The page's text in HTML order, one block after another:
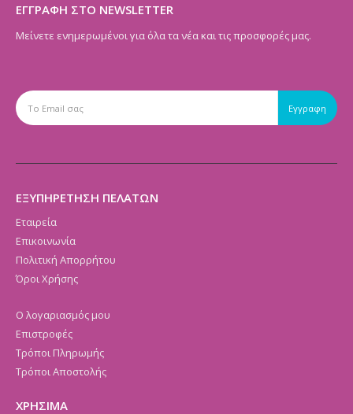
ΕΓΓΡΑΦΗ ΣΤΟ NEWSLETTER
Μείνετε ενημερωμένοι για όλα τα νέα και τις προσφορές μας.
ΕΞΥΠΗΡΕΤΗΣΗ ΠΕΛΑΤΩΝ
Εταιρεία
Επικοινωνία
Πολιτική Απορρήτου
Όροι Χρήσης
Ο λογαριασμός μου
Επιστροφές
Τρόποι Πληρωμής
Τρόποι Αποστολής
ΧΡΗΣΙΜΑ